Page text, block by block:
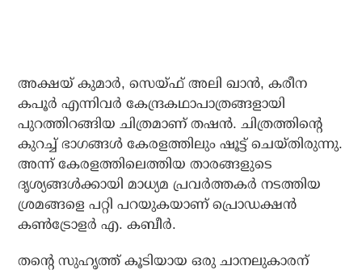
അക്ഷയ് കുമാര്‍, സെയ്ഫ് അലി ഖാന്‍, കരീന
കപൂര്‍ എന്നിവര്‍ കേന്ദ്രകഥാപാത്രങ്ങളായി
പുറത്തിറങ്ങിയ ചിത്രമാണ് തഷന്‍. ചിത്രത്തിന്റെ
കുറച്ച് ഭാഗങ്ങള്‍ കേരളത്തിലും ഷൂട്ട് ചെയ്തിരുന്നു.
അന്ന് കേരളത്തിലെത്തിയ താരങ്ങളുടെ
ദൃശ്യങ്ങള്‍ക്കായി മാധ്യമ പ്രവര്‍ത്തകര്‍ നടത്തിയ
ശ്രമങ്ങളെ പറ്റി പറയുകയാണ് പ്രൊഡക്ഷന്‍
കണ്‍ട്രോളര്‍ എ. കബീര്‍.
തന്റെ സുഹൃത്ത് കൂടിയായ ഒരു ചാനലുകാരന്